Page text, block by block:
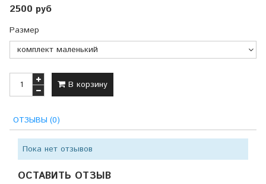
2500 руб
Размер
В корзину
ОТЗЫВЫ (0)
Пока нет отзывов
ОСТАВИТЬ ОТЗЫВ